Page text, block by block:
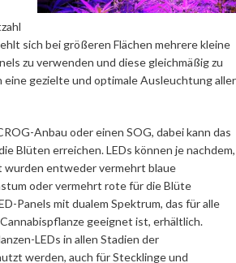
sich bei größeren Flächen mehrere kleine
zu verwenden und diese gleichmäßig zu
eine gezielte und optimale Ausleuchtung aller
Anbau oder einen SOG, dabei kann das
Blüten erreichen. LEDs können je nachdem,
wurden entweder vermehrt blaue
oder vermehrt rote für die Blüte
Panels mit dualem Spektrum, das für alle
geeignet ist, erhältlich.
LEDs in allen Stadien der
werden, auch für Stecklinge und